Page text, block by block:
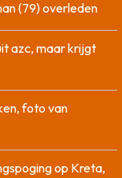
(79) overleden
azc, maar krijgt
foto van
op Kreta,